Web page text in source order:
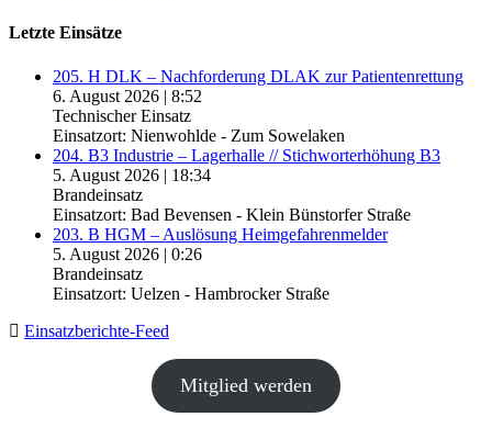
Letzte Einsätze
205. H DLK – Nachforderung DLAK zur Patientenrettung
6. August 2026 | 8:52
Technischer Einsatz
Einsatzort: Nienwohlde - Zum Sowelaken
204. B3 Industrie – Lagerhalle // Stichworterhöhung B3
5. August 2026 | 18:34
Brandeinsatz
Einsatzort: Bad Bevensen - Klein Bünstorfer Straße
203. B HGM – Auslösung Heimgefahrenmelder
5. August 2026 | 0:26
Brandeinsatz
Einsatzort: Uelzen - Hambrocker Straße
Einsatzberichte-Feed
Mitglied werden